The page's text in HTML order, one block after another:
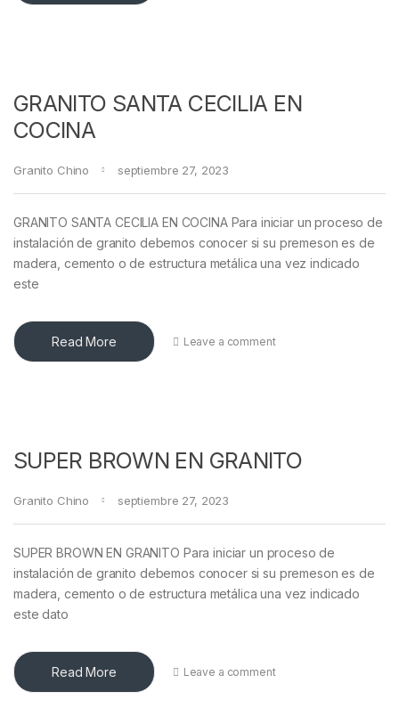
GRANITO SANTA CECILIA EN
COCINA
Granito Chino septiembre 27, 2023
GRANITO SANTA CECILIA EN COCINA Para iniciar un proceso de
instalación de granito debemos conocer si su premeson es de
madera, cemento o de estructura metálica una vez indicado
este
Read More Leave a comment
SUPER BROWN EN GRANITO
Granito Chino septiembre 27, 2023
SUPER BROWN EN GRANITO Para iniciar un proceso de
instalación de granito debemos conocer si su premeson es de
madera, cemento o de estructura metálica una vez indicado
este dato
Read More Leave a comment